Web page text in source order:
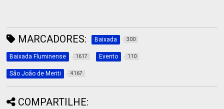
MARCADORES: Baixada 300
Baixada Fluminense 1617 Evento 110
São João de Meriti 4167
COMPARTILHE: